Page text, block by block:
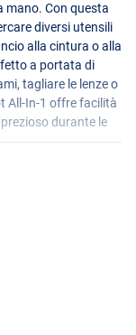
mano. Con questa
diversi utensili
alla cintura o alla
a portata di
tagliare le lenze o
All-In-1 offre facilità
durante le